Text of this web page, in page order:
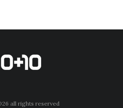
all rights reserved